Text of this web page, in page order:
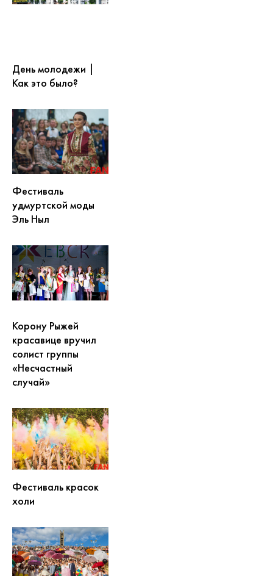
День молодежи |
Как это было?
Фестиваль
удмуртской моды
Эль Ныл
Корону Рыжей
красавице вручил
солист группы
«Несчастный
случай»
Фестиваль красок
холи